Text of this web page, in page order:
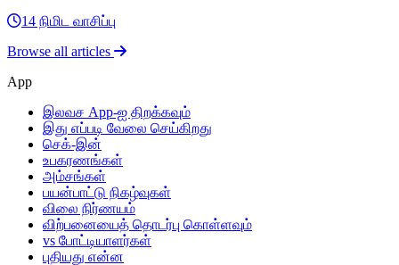
14 நிமிட வாசிப்பு
Browse all articles
App
இலவச App-ஐ திறக்கவும்
இது எப்படி வேலை செய்கிறது
செக்-இன்
உபகரணங்கள்
அம்சங்கள்
பயன்பாட்டு நிகழ்வுகள்
விலை நிர்ணயம்
விற்பனையைத் தொடர்பு கொள்ளவும்
vs போட்டியாளர்கள்
புதியது என்ன